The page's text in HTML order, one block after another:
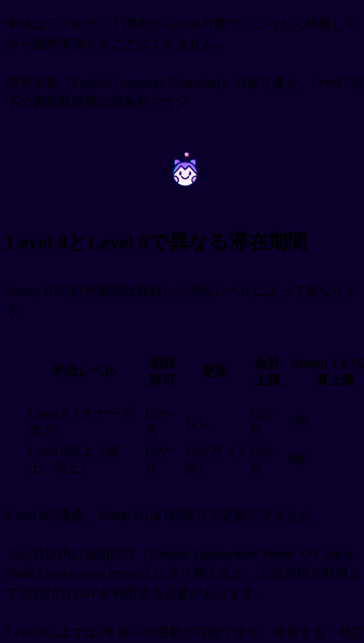
申請はアイルランド国内からのみ可能で、いったん帰国して
から国外申請することはできません。
語学学校（English Language Education）の修了者や、Level 7以
下の資格取得者は対象外です💡
~ ~
Level 8とLevel 9で異なる滞在期間
Stamp 1Gの許可期間は取得した学位レベルによって異なりま
す。
学位レベル
初回
許可
更新
合計
上限
Stamp 2＋
算上限
Level 8（オナーズ
学士）
12か
月
なし
12か
月
7年
Level 9以上（修
士・博士）
12か
月
12か月（1
回）
24か
月
8年
Level 8の場合、Stamp 1Gは1回限りで更新できません。
12か月以内に雇用許可（General Employment Permit や Critical
Skills Employment Permit）に切り替えるか、上位資格を取得し
て2回目のTLGPを利用する必要があります。
Level 9以上では2年目への更新が可能ですが、後述する「就労